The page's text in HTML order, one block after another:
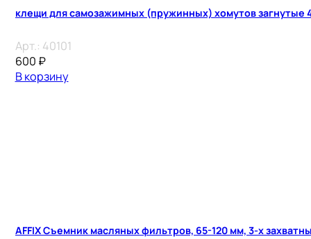
клещи для самозажимных (пружинных) хомутов загнутые
Арт.: 40101
600 ₽
В корзину
AFFIX Съемник масляных фильтров, 65-120 мм, 3-х